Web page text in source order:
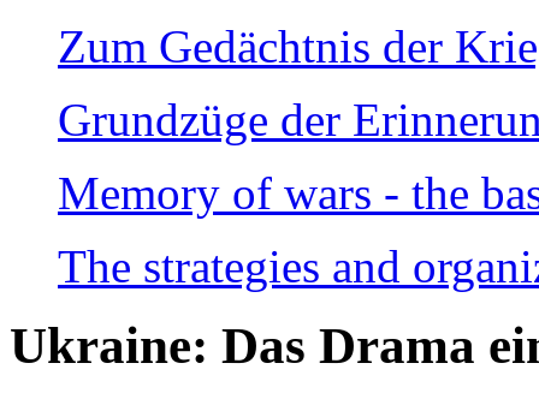
Zum Gedächtnis der
Grundzüge der
Memory of wars - the
The strategies and
Ukraine: Das Drama